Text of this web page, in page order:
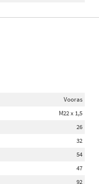
Vooras
M22 x 1,5
26
32
54
47
92